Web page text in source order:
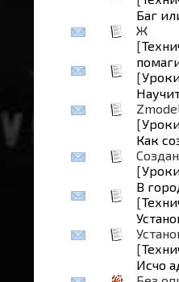
Баг
Ж
[
[
[
Как
[
В
[
[
Исчо